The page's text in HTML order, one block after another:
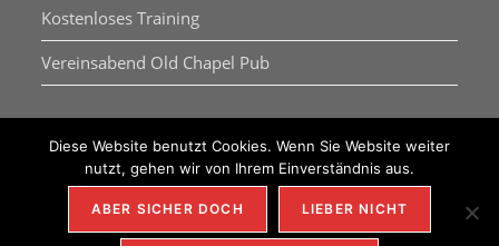
Kostenloses Training
Vereinsabend Old Chapel Pub
Diese Website benutzt Cookies. Wenn Sie Website weiter
nutzt, gehen wir von Ihrem Einverständnis aus.
ABER SICHER DOCH LIEBER NICHT